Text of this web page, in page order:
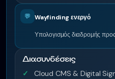
💬 Wayfinding ενεργό
Υπολογισμός διαδρομής
Διασυνδέσεις
Cloud CMS & Digital